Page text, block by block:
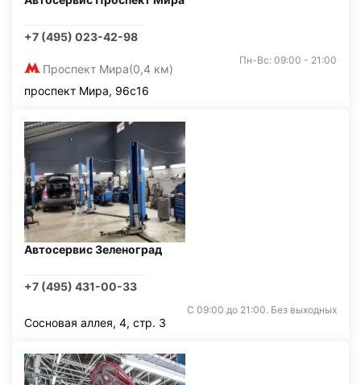
+7 (495) 023-42-98
Проспект Мира(0,4 км)
Пн-Вс: 09:00 - 21:00
проспект Мира, 96с16
Автосервис Зеленоград
+7 (495) 431-00-33
С 09:00 до 21:00. Без выходных
Сосновая аллея, 4, стр. 3